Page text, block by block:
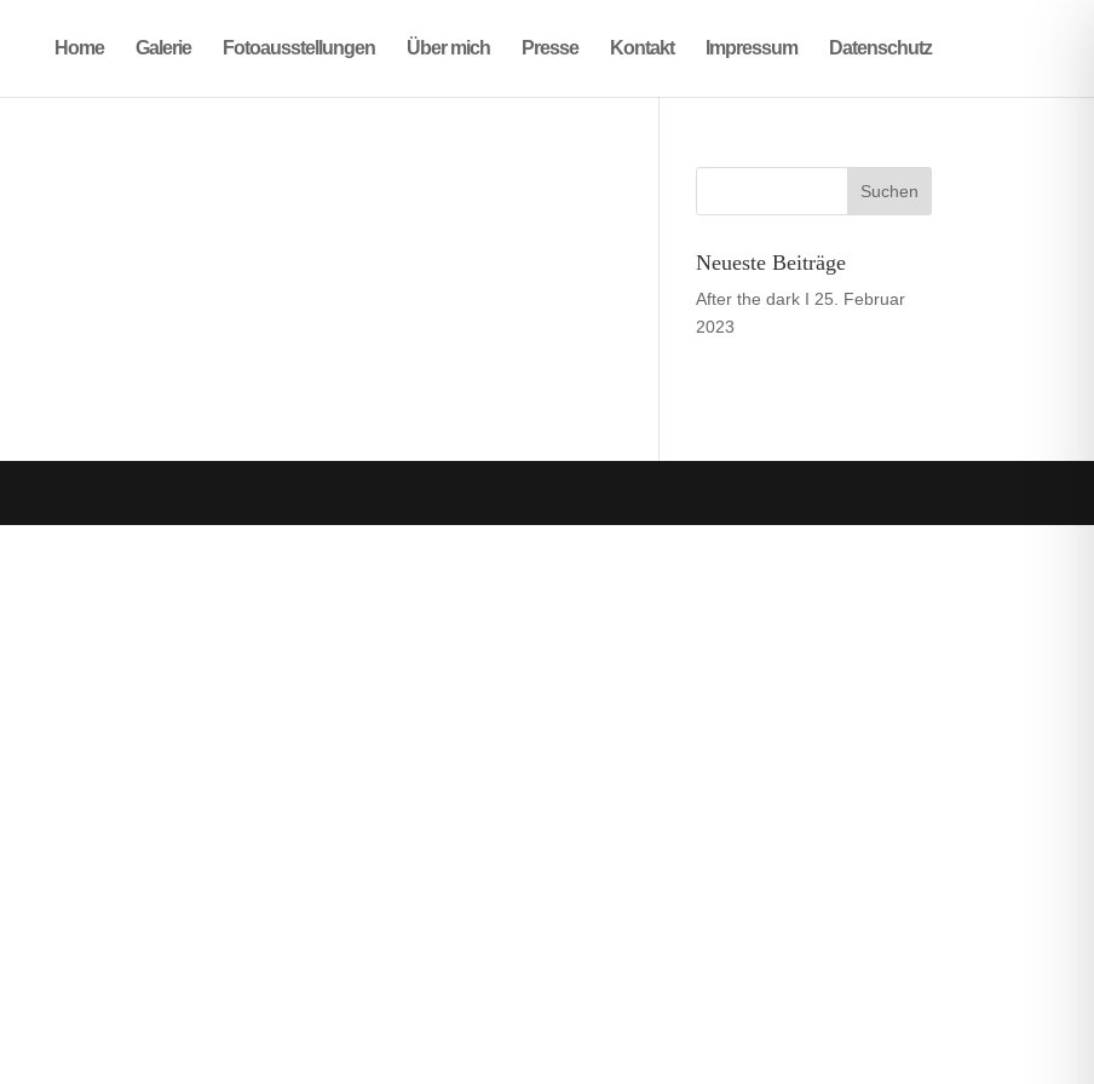
Home Galerie Fotoausstellungen Über mich Presse Kontakt Impressum Datenschutz
Neueste Beiträge
After the dark I 25. Februar
2023